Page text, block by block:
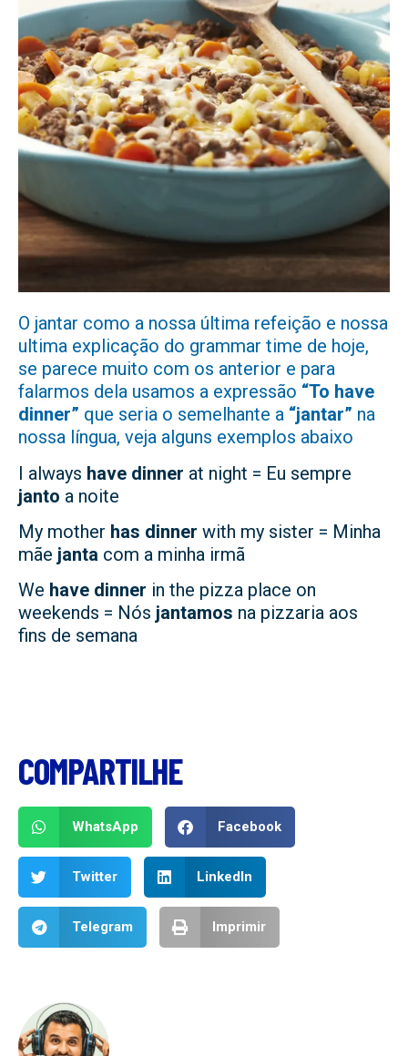
O jantar como a nossa última refeição e nossa
ultima explicação do grammar time de hoje,
se parece muito com os anterior e para
falarmos dela usamos a expressão “To have
dinner” que seria o semelhante a “jantar” na
nossa língua, veja alguns exemplos abaixo
I always have dinner at night = Eu sempre
janto a noite
My mother has dinner with my sister = Minha
mãe janta com a minha irmã
We have dinner in the pizza place on
weekends = Nós jantamos na pizzaria aos
fins de semana
COMPARTILHE
WhatsApp Facebook
Twitter LinkedIn
Telegram Imprimir